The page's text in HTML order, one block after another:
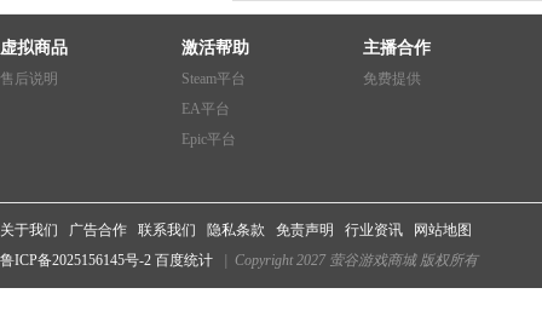
虚拟商品
售后说明
激活帮助
Steam平台
EA平台
Epic平台
主播合作
免费提供
关于我们 广告合作 联系我们 隐私条款 免责声明 行业资讯
网站地图
鲁ICP备2025156145号-2 百度统计 | Copyright 2027 萤谷游戏商城 版权所有